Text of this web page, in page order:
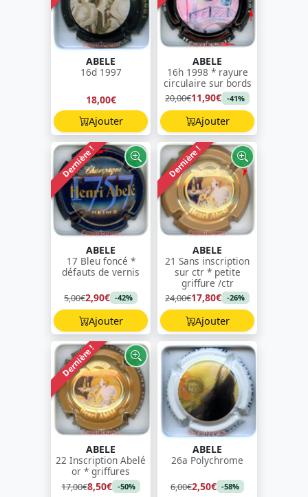
ABELE
16d 1997
18,00€
Ajouter
ABELE
16h 1998 * rayure
circulaire sur bords
20,00€11,90€ -41%
Ajouter
Dernière !
ABELE
17 Bleu foncé *
défauts de vernis
5,00€2,90€ -42%
Ajouter
Dernière !
ABELE
21 Sans inscription
sur ctr * petite
griffure /ctr
24,00€17,80€ -26%
Ajouter
Dernière !
ABELE
22 Inscription Abelé
or * griffures
17,00€8,50€ -50%
ABELE
26a Polychrome
6,00€2,50€ -58%